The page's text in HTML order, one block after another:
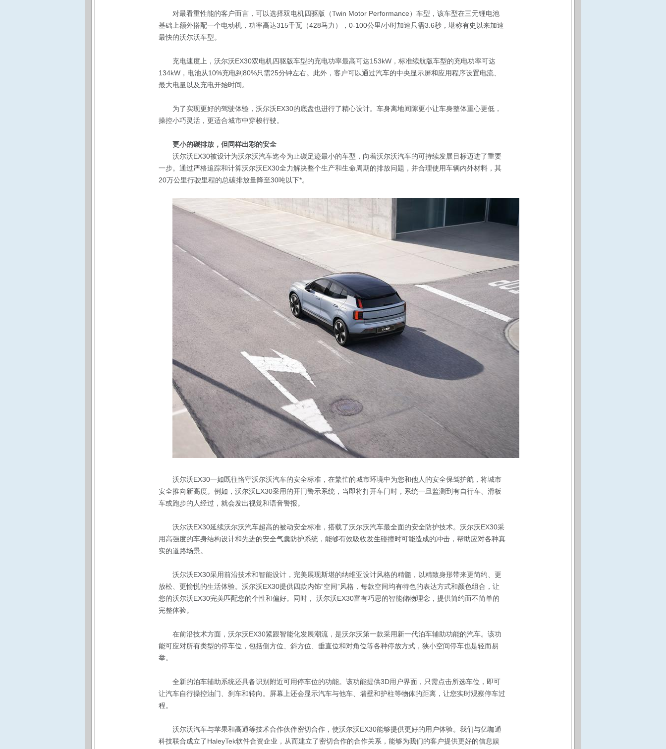
对最看重性能的客户而言，可以选择双电机四驱版（Twin Motor Performance）车型，该车型在三元锂电池
基础上额外搭配一个电动机，功率高达315千瓦（428马力），0-100公里/小时加速只需3.6秒，堪称有史以来加速
最快的沃尔沃车型。
充电速度上，沃尔沃EX30双电机四驱版车型的充电功率最高可达153kW，标准续航版车型的充电功率可达
134kW，电池从10%充电到80%只需25分钟左右。此外，客户可以通过汽车的中央显示屏和应用程序设置电流、
最大电量以及充电开始时间。
为了实现更好的驾驶体验，沃尔沃EX30的底盘也进行了精心设计。车身离地间隙更小让车身整体重心更低，
操控小巧灵活，更适合城市中穿梭行驶。
更小的碳排放，但同样出彩的安全
沃尔沃EX30被设计为沃尔沃汽车迄今为止碳足迹最小的车型，向着沃尔沃汽车的可持续发展目标迈进了重要
一步。通过严格追踪和计算沃尔沃EX30全力解决整个生产和生命周期的排放问题，并合理使用车辆内外材料，其
20万公里行驶里程的总碳排放量降至30吨以下*。
沃尔沃EX30一如既往恪守沃尔沃汽车的安全标准，在繁忙的城市环境中为您和他人的安全保驾护航，将城市
安全推向新高度。例如，沃尔沃EX30采用的开门警示系统，当即将打开车门时，系统一旦监测到有自行车、滑板
车或跑步的人经过，就会发出视觉和语音警报。
沃尔沃EX30延续沃尔沃汽车超高的被动安全标准，搭载了沃尔沃汽车最全面的安全防护技术。沃尔沃EX30采
用高强度的车身结构设计和先进的安全气囊防护系统，能够有效吸收发生碰撞时可能造成的冲击，帮助应对各种真
实的道路场景。
沃尔沃EX30采用前沿技术和智能设计，完美展现斯堪的纳维亚设计风格的精髓，以精致身形带来更简约、更
放松、更愉悦的生活体验。沃尔沃EX30提供四款内饰“空间”风格，每款空间均有特色的表达方式和颜色组合，让
您的沃尔沃EX30完美匹配您的个性和偏好。同时， 沃尔沃EX30富有巧思的智能储物理念，提供简约而不简单的
完整体验。
在前沿技术方面，沃尔沃EX30紧跟智能化发展潮流，是沃尔沃第一款采用新一代泊车辅助功能的汽车。该功
能可应对所有类型的停车位，包括侧方位、斜方位、垂直位和对角位等各种停放方式，狭小空间停车也是轻而易
举。
全新的泊车辅助系统还具备识别附近可用停车位的功能。该功能提供3D用户界面，只需点击所选车位，即可
让汽车自行操控油门、刹车和转向。屏幕上还会显示汽车与他车、墙壁和护柱等物体的距离，让您实时观察停车过
程。
沃尔沃汽车与苹果和高通等技术合作伙伴密切合作，使沃尔沃EX30能够提供更好的用户体验。我们与亿咖通
科技联合成立了HaleyTek软件合资企业，从而建立了密切合作的合作关系，能够为我们的客户提供更好的信息娱